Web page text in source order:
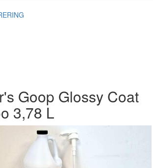
Goop Glossy Coat
3,78 L